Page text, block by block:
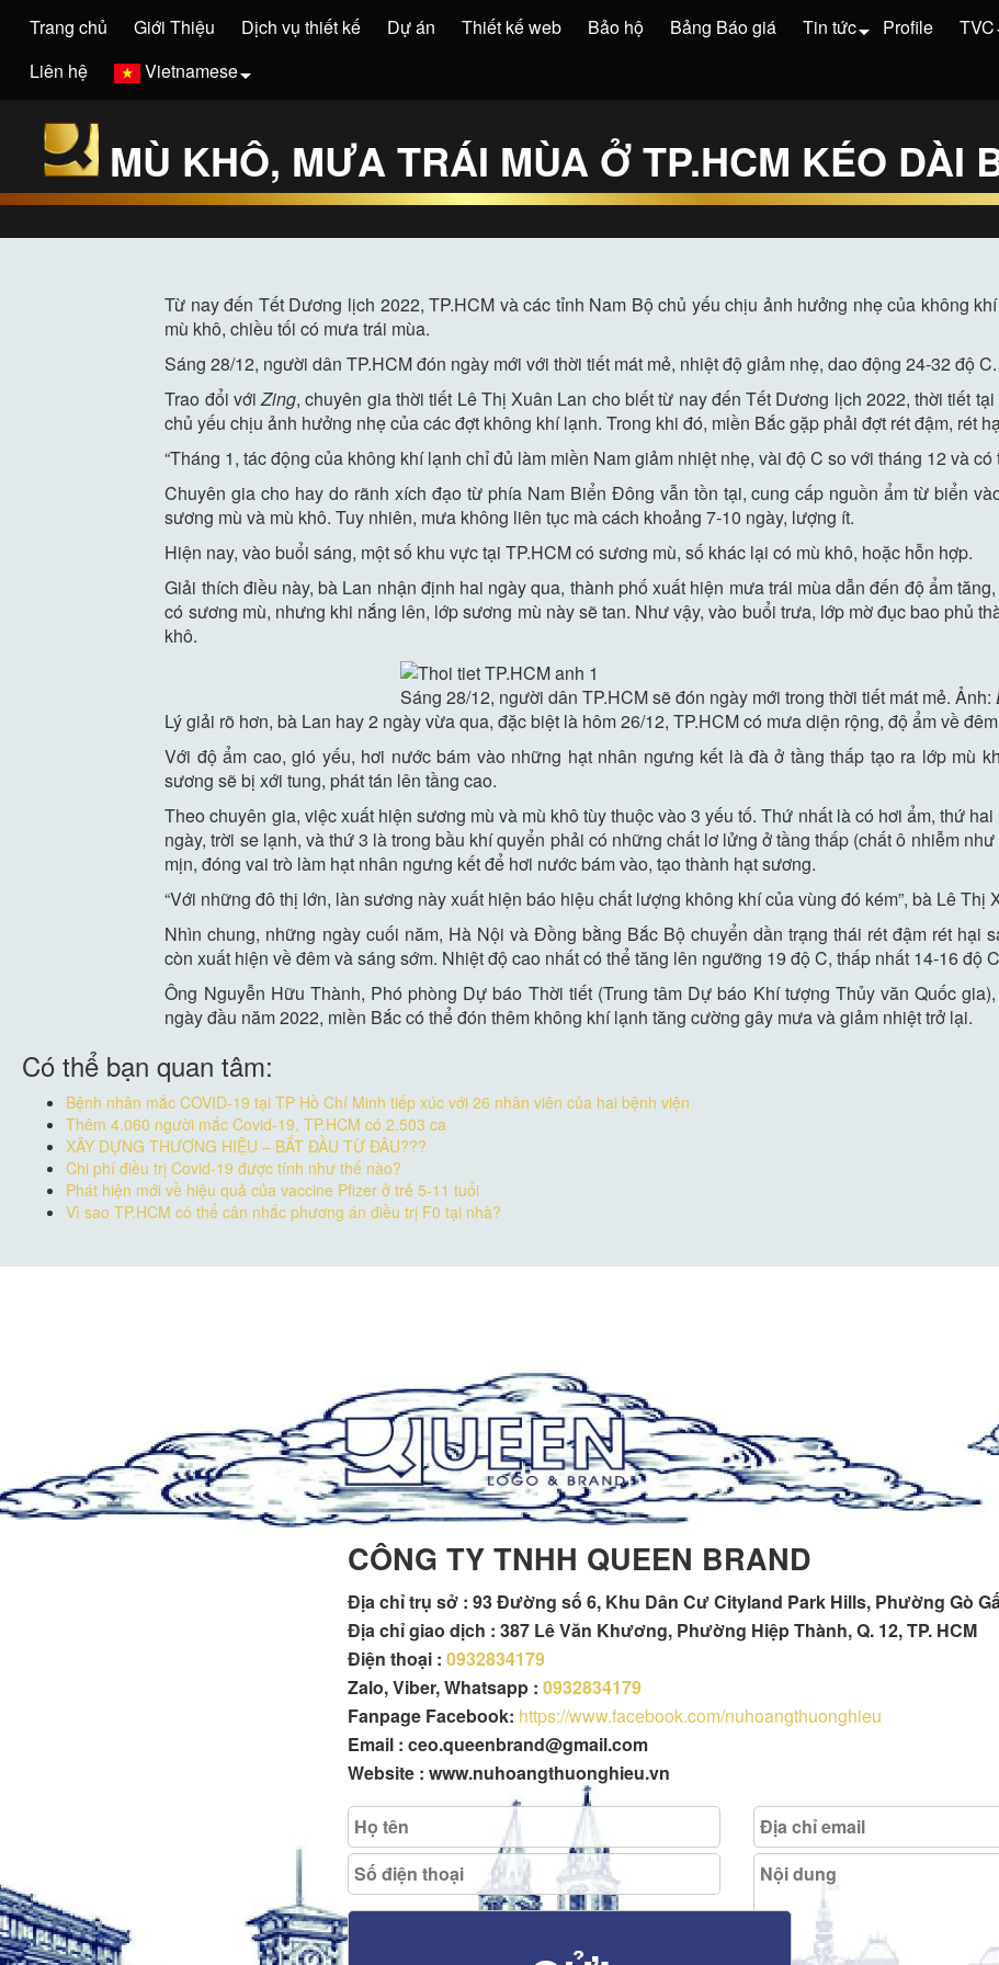
Trang chủ Giới Thiệu Dịch vụ thiết kế Dự án Thiết kế web Bảo hộ Bảng Báo giá Tin tức Profile TVC
Liên hệ
Vietnamese
MÙ KHÔ, MƯA TRÁI MÙA Ở TP.HCM KÉO DÀI
Từ nay đến Tết Dương lịch 2022, TP.HCM và các tỉnh Nam Bộ chủ yếu chịu ảnh hưởng nhẹ của không
mù khô, chiều tối có mưa trái mùa.
Sáng 28/12, người dân TP.HCM đón ngày mới với thời tiết mát mẻ, nhiệt độ giảm nhẹ, dao động 24-32 độ C.
Trao đổi vớiZing, chuyên gia thời tiết Lê Thị Xuân Lan cho biết từ nay đến Tết Dương lịch 2022, thời tiết
chủ yếu chịu ảnh hưởng nhẹ của các đợt không khí lạnh. Trong khi đó, miền Bắc gặp phải đợt rét đậm, rét
“Tháng 1, tác động của không khí lạnh chỉ đủ làm miền Nam giảm nhiệt nhẹ, vài độ C so với tháng 12 và
Chuyên gia cho hay do rãnh xích đạo từ phía Nam Biển Đông vẫn tồn tại, cung cấp nguồn ẩm từ biển
sương mù và mù khô. Tuy nhiên, mưa không liên tục mà cách khoảng 7-10 ngày, lượng ít.
Hiện nay, vào buổi sáng, một số khu vực tại TP.HCM có sương mù, số khác lại có mù khô, hoặc hỗn hợp.
Giải thích điều này, bà Lan nhận định hai ngày qua, thành phố xuất hiện mưa trái mùa dẫn đến độ ẩm
có sương mù, nhưng khi nắng lên, lớp sương mù này sẽ tan. Như vậy, vào buổi trưa, lớp mờ đục bao phủ
khô.
Sáng 28/12, người dân TP.HCM sẽ đón ngày mới trong thời tiết mát mẻ. Ảnh:
Lý giải rõ hơn, bà Lan hay 2 ngày vừa qua, đặc biệt là hôm 26/12, TP.HCM có mưa diện rộng, độ ẩm về
Với độ ẩm cao, gió yếu, hơi nước bám vào những hạt nhân ngưng kết là đà ở tầng thấp tạo ra lớp mù
sương sẽ bị xới tung, phát tán lên tầng cao.
Theo chuyên gia, việc xuất hiện sương mù và mù khô tùy thuộc vào 3 yếu tố. Thứ nhất là có hơi ẩm, thứ
ngày, trời se lạnh, và thứ 3 là trong bầu khí quyển phải có những chất lơ lửng ở tầng thấp (chất ô nhiễm
mịn, đóng vai trò làm hạt nhân ngưng kết để hơi nước bám vào, tạo thành hạt sương.
“Với những đô thị lớn, làn sương này xuất hiện báo hiệu chất lượng không khí của vùng đó kém”, bà Lê Thị
Nhìn chung, những ngày cuối năm, Hà Nội và Đồng bằng Bắc Bộ chuyển dần trạng thái rét đậm rét hại
còn xuất hiện về đêm và sáng sớm. Nhiệt độ cao nhất có thể tăng lên ngưỡng 19 độ C, thấp nhất 14-16 độ
Ông Nguyễn Hữu Thành, Phó phòng Dự báo Thời tiết (Trung tâm Dự báo Khí tượng Thủy văn Quốc
ngày đầu năm 2022, miền Bắc có thể đón thêm không khí lạnh tăng cường gây mưa và giảm nhiệt trở lại.
Có thể bạn quan tâm:
Bệnh nhân mắc COVID-19 tại TP Hồ Chí Minh tiếp xúc với 26 nhân viên của hai bệnh viện
Thêm 4.060 người mắc Covid-19, TP.HCM có 2.503 ca
XÂY DỰNG THƯƠNG HIỆU – BẮT ĐẦU TỪ ĐÂU???
Chi phí điều trị Covid-19 được tính như thế nào?
Phát hiện mới về hiệu quả của vaccine Pfizer ở trẻ 5-11 tuổi
Vì sao TP.HCM có thể cân nhắc phương án điều trị F0 tại nhà?
CÔNG TY TNHH QUEEN BRAND
Địa chỉ trụ sở :93 Đường số 6, Khu Dân Cư Cityland Park Hills, Phường Gò
Địa chỉ giao dịch : 387 Lê Văn Khương, Phường Hiệp Thành, Q. 12, TP. HCM
Điện thoại :0932834179
Zalo, Viber, Whatsapp :0932834179
Fanpage Facebook: https://www.facebook.com/nuhoangthuonghieu
Email : ceo.queenbrand@gmail.com
Website : www.nuhoangthuonghieu.vn